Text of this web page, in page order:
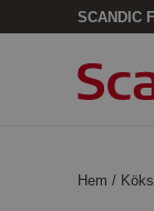
SCANDIC
Hem /